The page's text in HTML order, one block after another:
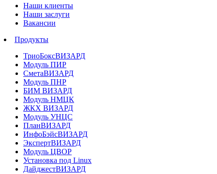
Наши клиенты
Наши заслуги
Вакансии
Продукты
ТриоБоксВИЗАРД
Модуль ПИР
СметаВИЗАРД
Модуль ПНР
БИМ ВИЗАРД
Модуль НМЦК
ЖКХ ВИЗАРД
Модуль УНЦС
ПланВИЗАРД
ИнфоБэйсВИЗАРД
ЭкспертВИЗАРД
Модуль ЦВОР
Установка под Linux
ДайджестВИЗАРД